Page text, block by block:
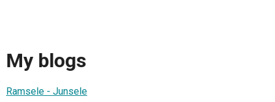
My blogs
Ramsele - Junsele